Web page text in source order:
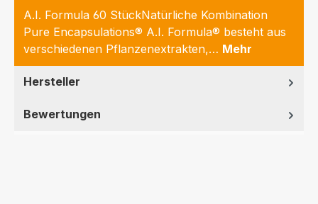
A.I. Formula 60 StückNatürliche Kombination
Pure Encapsulations® A.I. Formula® besteht aus
verschiedenen Pflanzenextrakten,… Mehr
Hersteller
Bewertungen